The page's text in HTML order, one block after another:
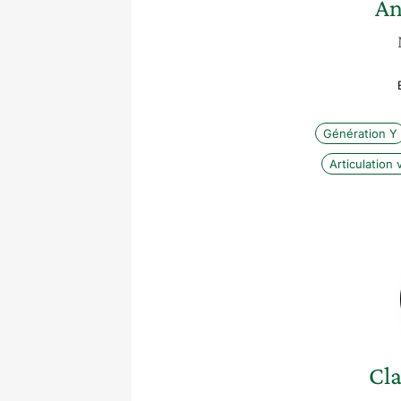
Génération Y
Articulation